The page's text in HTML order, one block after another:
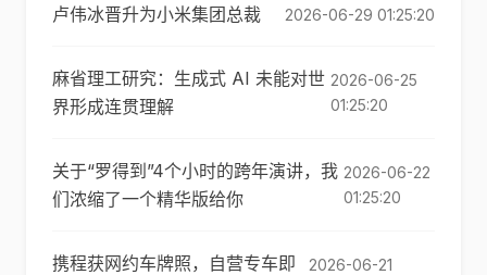
卢伟冰晋升为小米集团总裁 2026-06-29 01:25:20
麻省理工研究：生成式 AI 未能对世
界形成连贯理解
2026-06-25
01:25:20
关于“罗得到”4个小时的跨年演讲，我
们浓缩了一个精华版给你
2026-06-22
01:25:20
携程获网约车牌照，自营专车即
2026-06-21